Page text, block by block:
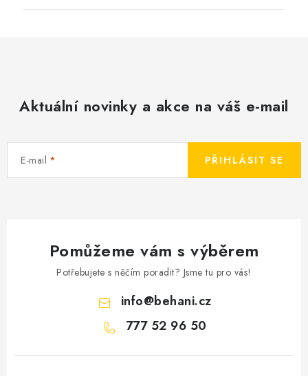
Aktuální novinky a akce na váš e-mail
E-mail PŘIHLÁSIT SE
Pomůžeme vám s výběrem
Potřebujete s něčím poradit? Jsme tu pro vás!
info@behani.cz
777 52 96 50